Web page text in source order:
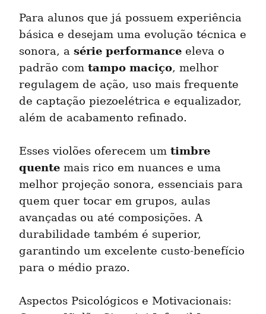
Para alunos que já possuem experiência
básica e desejam uma evolução técnica e
sonora, a série performance eleva o
padrão com tampo maciço, melhor
regulagem de ação, uso mais frequente
de captação piezoelétrica e equalizador,
além de acabamento refinado.
Esses violões oferecem um timbre
quente mais rico em nuances e uma
melhor projeção sonora, essenciais para
quem quer tocar em grupos, aulas
avançadas ou até composições. A
durabilidade também é superior,
garantindo um excelente custo-benefício
para o médio prazo.
Aspectos Psicológicos e Motivacionais: